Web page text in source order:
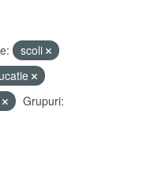
scoli
Grupuri: